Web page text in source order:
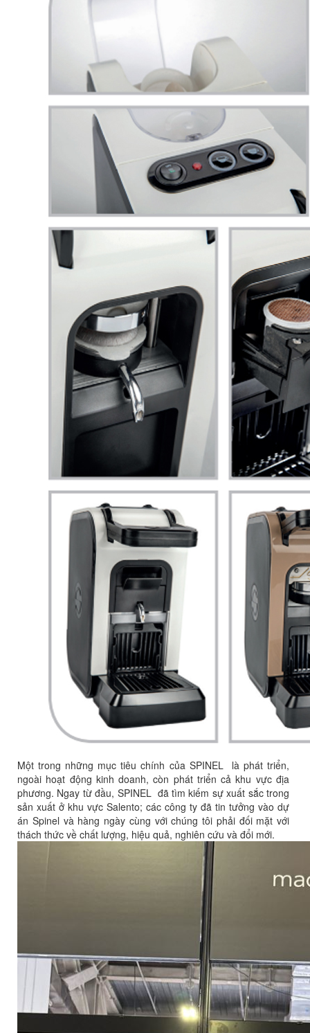
Một trong những mục tiêu chính của SPINEL là phát triển,
ngoài hoạt động kinh doanh, còn phát triển cả khu vực địa
phương. Ngay từ đầu, SPINEL đã tìm kiếm sự xuất sắc trong
sản xuất ở khu vực Salento; các công ty đã tin tưởng vào dự
án Spinel và hàng ngày cùng với chúng tôi phải đối mặt với
thách thức về chất lượng, hiệu quả, nghiên cứu và đổi mới.